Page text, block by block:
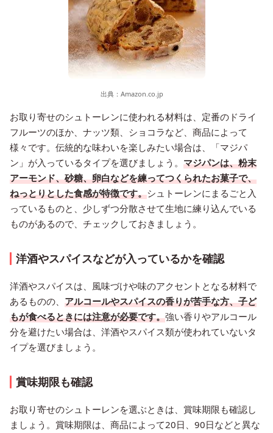
出典： Amazon.co.jp
お取り寄せのシュトーレンに使われる材料は、定番のドライ
フルーツのほか、ナッツ類、ショコラなど、商品によって
様々です。伝統的な味わいを楽しみたい場合は、「マジパ
ン」が入っているタイプを選びましょう。 マジパンは、粉末
アーモンド、砂糖、卵白などを練ってつくられたお菓子で、
ねっとりとした食感が特徴です。シュトーレンにまるごと入
っているものと、少しずつ分散させて生地に練り込んでいる
ものがあるので、チェックしておきましょう。
洋酒やスパイスなどが入っているかを確認
洋酒やスパイスは、風味づけや味のアクセントとなる材料で
あるものの、 アルコールやスパイスの香りが苦手な方、子ど
もが食べるときには注意が必要です。強い香りやアルコール
分を避けたい場合は、洋酒やスパイス類が使われていないタ
イプを選びましょう。
賞味期限も確認
お取り寄せのシュトーレンを選ぶときは、賞味期限も確認し
ましょう。賞味期限は、商品によって20日、90日などと異な